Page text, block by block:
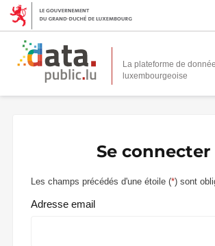
La plateforme de
Se connecter
Les champs précédés d'une étoile (*) sont
Adresse email